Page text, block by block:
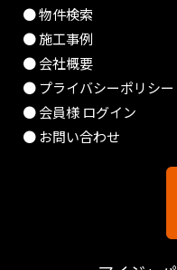
● 物件検索
● 施工事例
● 会社概要
● プライバシーポリシー
● 会員様 ログイン
● お問い合わせ